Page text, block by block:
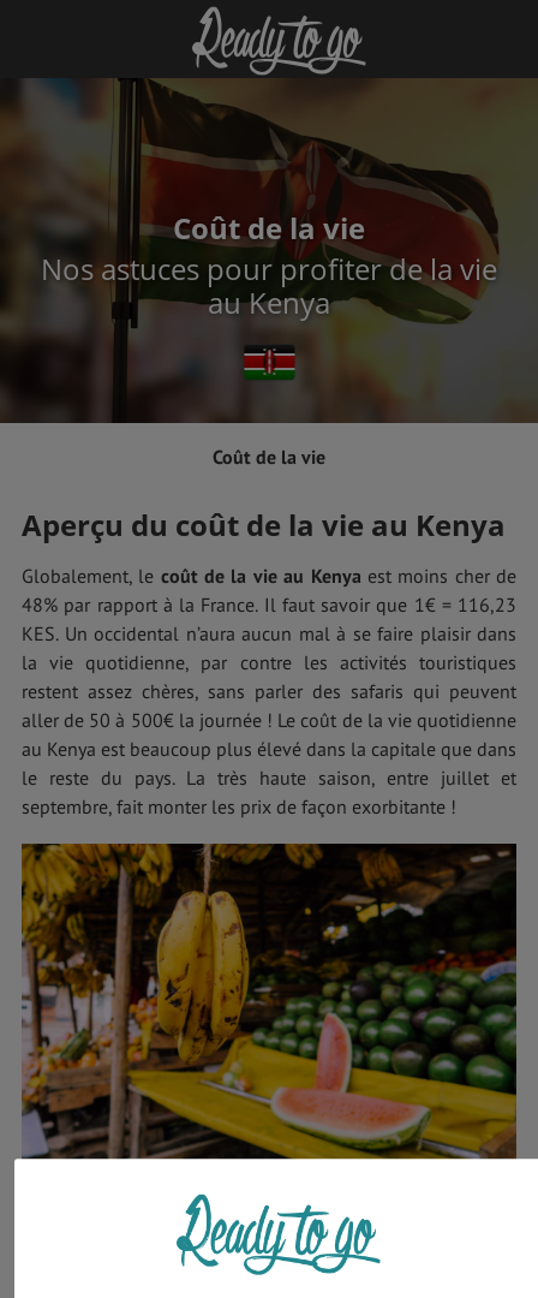
Coût de la vie
Nos astuces pour profiter de la vie
au Kenya
Coût de la vie
Aperçu du coût de la vie au Kenya
Globalement, le coût de la vie au Kenya est moins cher de
48% par rapport à la France. Il faut savoir que 1€ = 116,23
KES. Un occidental n’aura aucun mal à se faire plaisir dans
la vie quotidienne, par contre les activités touristiques
restent assez chères, sans parler des safaris qui peuvent
aller de 50 à 500€ la journée ! Le coût de la vie quotidienne
au Kenya est beaucoup plus élevé dans la capitale que dans
le reste du pays. La très haute saison, entre juillet et
septembre, fait monter les prix de façon exorbitante !
Quelques tarifs
Veuillez noter que les prix du tableau sont convertis en